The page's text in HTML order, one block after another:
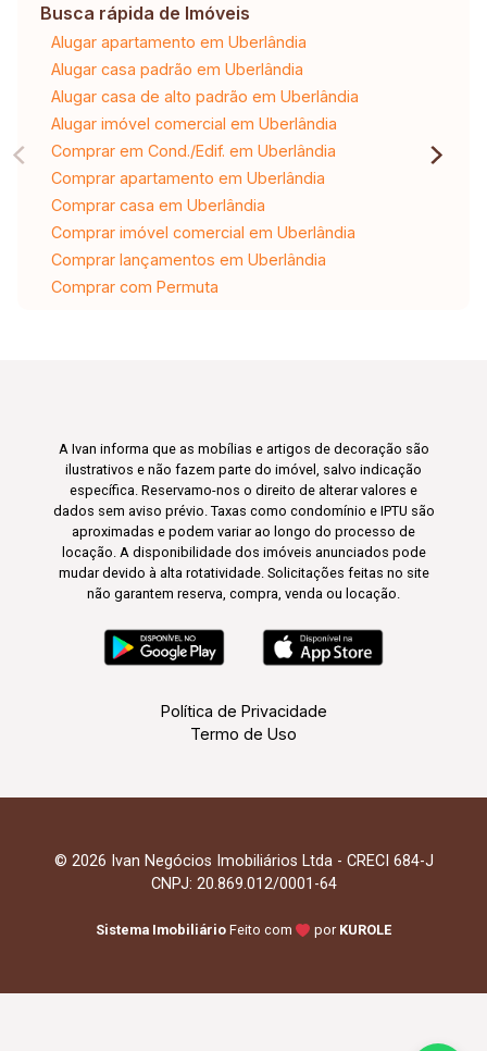
Busca rápida de Imóveis
Alugar apartamento em Uberlândia
Alugar casa padrão em Uberlândia
Alugar casa de alto padrão em Uberlândia
Alugar imóvel comercial em Uberlândia
Comprar em Cond./Edif. em Uberlândia
Comprar apartamento em Uberlândia
Comprar casa em Uberlândia
Comprar imóvel comercial em Uberlândia
Comprar lançamentos em Uberlândia
Comprar com Permuta
A Ivan informa que as mobílias e artigos de decoração são
ilustrativos e não fazem parte do imóvel, salvo indicação
específica. Reservamo-nos o direito de alterar valores e
dados sem aviso prévio. Taxas como condomínio e IPTU são
aproximadas e podem variar ao longo do processo de
locação. A disponibilidade dos imóveis anunciados pode
mudar devido à alta rotatividade. Solicitações feitas no site
não garantem reserva, compra, venda ou locação.
Política de Privacidade
Termo de Uso
© 2026 Ivan Negócios Imobiliários Ltda - CRECI 684-J
CNPJ: 20.869.012/0001-64
Sistema Imobiliário Feito com por KUROLE